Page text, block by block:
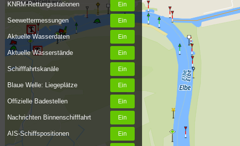
KNRM-Rettungsstationen
Seewettermessungen
Aktuelle Wasserdaten
Aktuelle Wasserstände
Schifffahrtskanäle
Blaue Welle: Liegeplätze
Offizielle Badestellen
Nachrichten Binnenschifffahrt
AIS-Schiffspositionen